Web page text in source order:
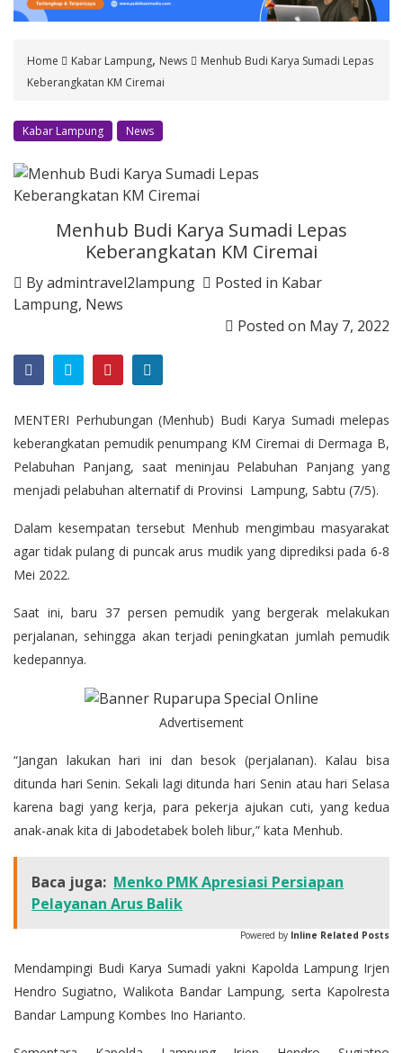
Home Kabar Lampung, News
Menhub Budi Karya Sumadi Lepas
Keberangkatan KM Ciremai
Kabar Lampung News
Menhub Budi Karya Sumadi Lepas
Keberangkatan KM Ciremai
Byadmintravel2lampung Posted in Kabar
Lampung, News
Posted on May 7, 2022
MENTERI Perhubungan (Menhub) Budi Karya Sumadi melepas
keberangkatan pemudik penumpang KM Ciremai di Dermaga B,
Pelabuhan Panjang, saat meninjau Pelabuhan Panjang yang
menjadi pelabuhan alternatif di Provinsi Lampung, Sabtu (7/5).
Dalam kesempatan tersebut Menhub mengimbau masyarakat
agar tidak pulang di puncak arus mudik yang diprediksi pada 6-8
Mei 2022.
Saat ini, baru 37 persen pemudik yang bergerak melakukan
perjalanan, sehingga akan terjadi peningkatan jumlah pemudik
kedepannya.
Advertisement
“Jangan lakukan hari ini dan besok (perjalanan). Kalau bisa
ditunda hari Senin. Sekali lagi ditunda hari Senin atau hari Selasa
karena bagi yang kerja, para pekerja ajukan cuti, yang kedua
anak-anak kita di Jabodetabek boleh libur,” kata Menhub.
Baca juga: Menko PMK Apresiasi Persiapan
Pelayanan Arus Balik
Powered by Inline Related Posts
Mendampingi Budi Karya Sumadi yakni Kapolda Lampung Irjen
Hendro Sugiatno, Walikota Bandar Lampung, serta Kapolresta
Bandar Lampung Kombes Ino Harianto.